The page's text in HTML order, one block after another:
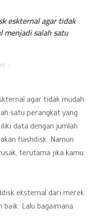
eskternal agar tidak
menjadi salah satu
–
agar tidak mudah
satu perangkat yang
data dengan jumlah
flashdisk. Namun
terutama jika kamu
eksternal dari merek
Lalu bagaimana